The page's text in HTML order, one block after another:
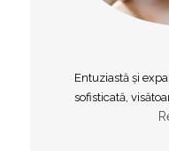
Entuziastă şi
sofisticată,